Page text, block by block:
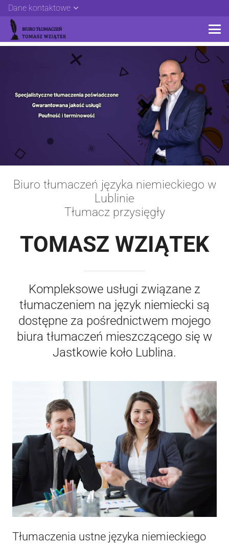
Dane kontaktowe
Biuro tłumaczeń języka niemieckiego w
Lublinie
Tłumacz przysięgły
TOMASZ WZIĄTEK
Kompleksowe usługi związane z
tłumaczeniem na język niemiecki są
dostępne za pośrednictwem mojego
biura tłumaczeń mieszczącego się w
Jastkowie koło Lublina.
Tłumaczenia ustne języka niemieckiego